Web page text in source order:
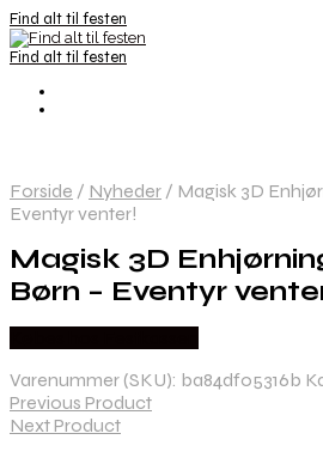
Find alt til festen
Find alt til festen
Forside / Nyheder / Magisk 3D
Eventyr venter!
Magisk 3D
Børn – Eventyr
Varenummer (SKU): ba84df05316b
Previous Product
Next Product